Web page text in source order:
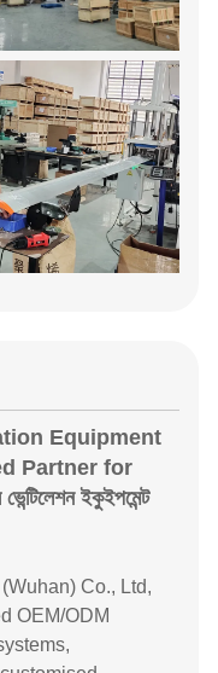
Equipment
Partner for
ইকুইপমেন্ট
Co., Ltd,
OEM/ODM